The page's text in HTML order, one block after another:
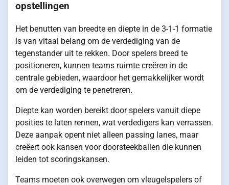
opstellingen
Het benutten van breedte en diepte in de 3-1-1 formatie
is van vitaal belang om de verdediging van de
tegenstander uit te rekken. Door spelers breed te
positioneren, kunnen teams ruimte creëren in de
centrale gebieden, waardoor het gemakkelijker wordt
om de verdediging te penetreren.
Diepte kan worden bereikt door spelers vanuit diepe
posities te laten rennen, wat verdedigers kan verrassen.
Deze aanpak opent niet alleen passing lanes, maar
creëert ook kansen voor doorsteekballen die kunnen
leiden tot scoringskansen.
Teams moeten ook overwegen om vleugelspelers of